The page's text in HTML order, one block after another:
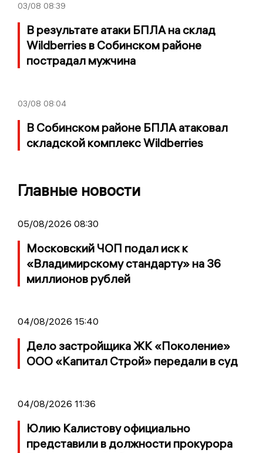
03/08 08:39
В результате атаки БПЛА на склад
Wildberries в Собинском районе
пострадал мужчина
03/08 08:04
В Собинском районе БПЛА атаковал
складской комплекс Wildberries
Главные новости
05/08/2026 08:30
Московский ЧОП подал иск к
«Владимирскому стандарту» на 36
миллионов рублей
04/08/2026 15:40
Дело застройщика ЖК «Поколение»
ООО «Капитал Строй» передали в суд
04/08/2026 11:36
Юлию Калистову официально
представили в должности прокурора